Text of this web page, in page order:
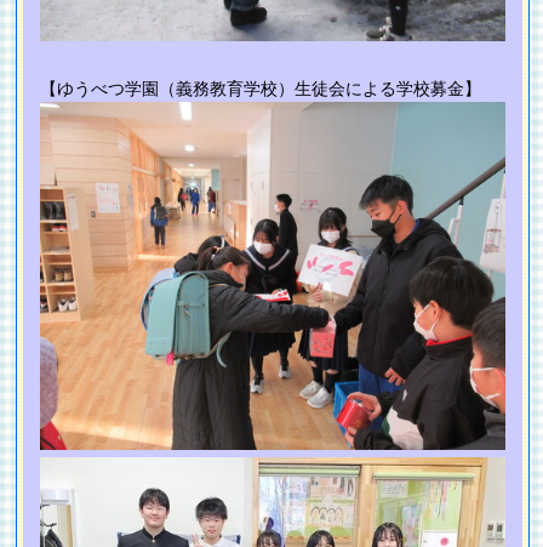
【ゆうべつ学園（義務教育学校）生徒会による学校募金】